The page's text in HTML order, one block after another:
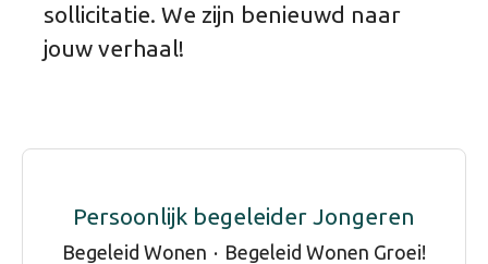
sollicitatie. We zijn benieuwd naar
jouw verhaal!
Persoonlijk begeleider Jongeren
Begeleid Wonen · Begeleid Wonen Groei!